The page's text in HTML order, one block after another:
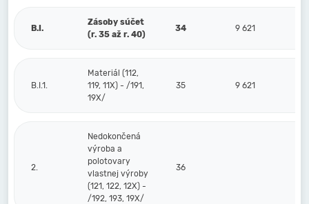
B.I.
Zásoby súčet
(r. 35 až r. 40)
34 9 621
B.I.1.
Materiál (112,
119, 11X) - /191,
19X/
35 9 621
2.
Nedokončená
výroba a
polotovary
vlastnej výroby
(121, 122, 12X) -
/192, 193, 19X/
36